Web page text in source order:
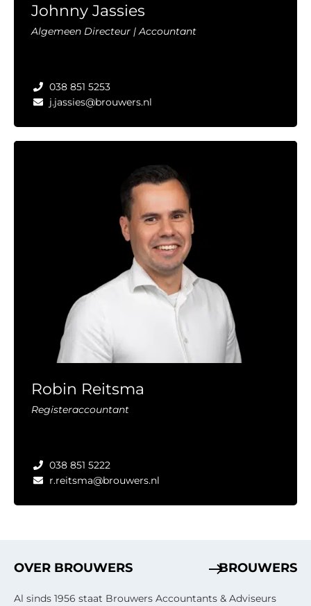
Johnny Jassies
Algemeen Directeur | Accountant
038 851 5253
j.jassies@brouwers.nl
Robin Reitsma
Registeraccountant
038 851 5222
r.reitsma@brouwers.nl
OVER BROUWERS BROUWERS
Al sinds 1956 staat Brouwers Accountants & Adviseurs